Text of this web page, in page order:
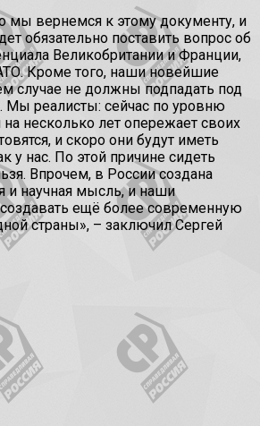
мы вернемся к этому документу, и
обязательно поставить вопрос об
Великобритании и Франции,
Кроме того, наши новейшие
случае не должны подпадать под
Мы реалисты: сейчас по уровню
несколько лет опережает своих
и скоро они будут иметь
у нас. По этой причине сидеть
Впрочем, в России создана
и научная мысль, и наши
ещё более современную
страны», – заключил Сергей